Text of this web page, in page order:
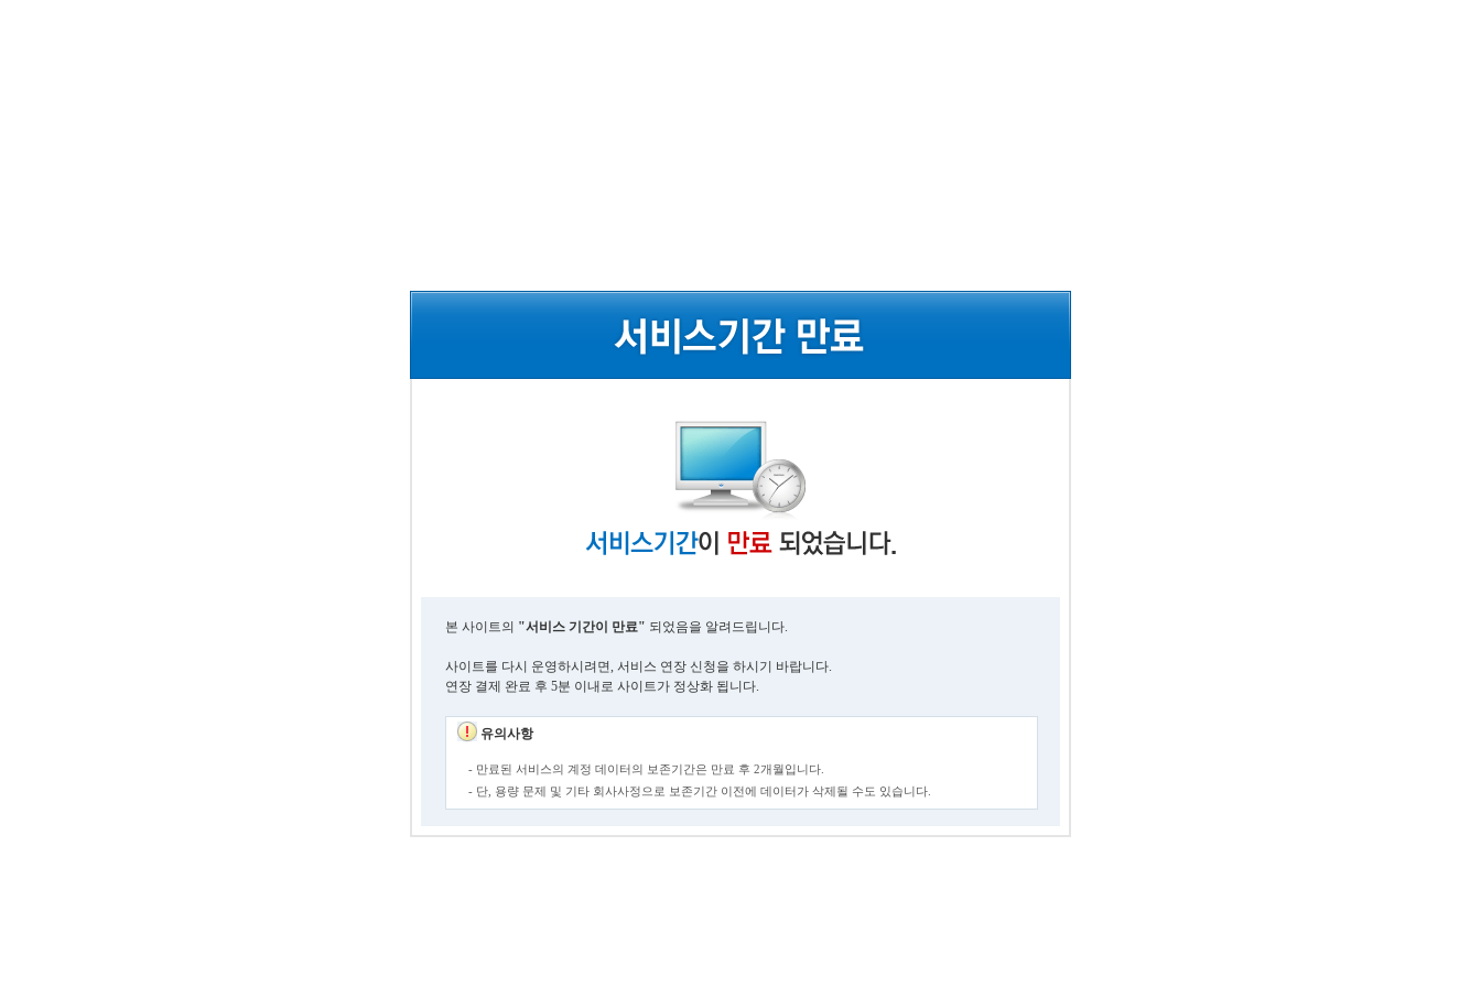
본 사이트의 "서비스 기간이 만료" 되었음을 알려드립니다.
사이트를 다시 운영하시려면, 서비스 연장 신청을 하시기 바랍니다.
연장 결제 완료 후 5분 이내로 사이트가 정상화 됩니다.
유의사항
- 만료된 서비스의 계정 데이터의 보존기간은 만료 후 2개월입니다.
- 단, 용량 문제 및 기타 회사사정으로 보존기간 이전에 데이터가 삭제될 수도 있습니다.